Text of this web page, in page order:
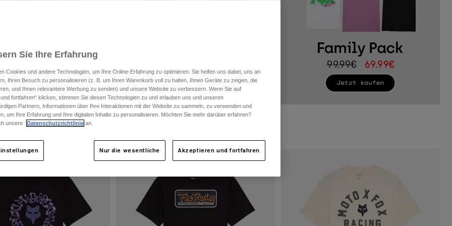
Sie Ihre Erfahrung
Cookies und andere Technologien, um Ihre Online-Erfahrung zu optimieren. Sie helfen uns dabei, uns an
Ihren Besuch zu personalisieren (z. B. um Ihren Warenkorb voll zu halten, Ihnen Geräte zu zeigen, die
und Ihnen relevantere Werbung zu senden) und unsere Website zu verbessern. Wenn Sie auf
fortfahren“ klicken, stimmen Sie diesen Technologien zu und erlauben uns und unseren
Partnern, Informationen über Ihre Interaktionen mit der Website zu sammeln, zu verwenden und
um Ihre Erfahrung und Ihre digitalen Inhalte zu personalisieren. Möchten Sie mehr darüber erfahren?
unsere
Datenschutzrichtlinie an.
Nur die wesentliche Akzeptieren und fortfahren